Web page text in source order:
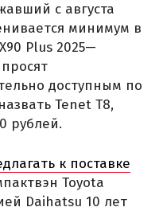
с августа
минимум в
Plus 2025—
доступным по
Tenet T8,
рублей.
к поставке
Toyota
Daihatsu 10 лет